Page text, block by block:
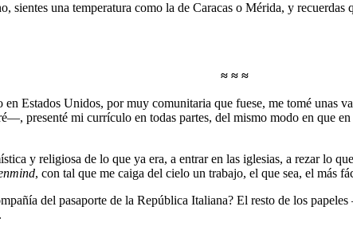
sientes una temperatura como la de Caracas o Mérida, y
≈ ≈ ≈
Estados Unidos, por muy comunitaria que fuese, me tomé unas
presenté mi currículo en todas partes, del mismo modo en que
y religiosa de lo que ya era, a entrar en las iglesias, a rezar lo
, con tal que me caiga del cielo un trabajo, el que sea, el más
del pasaporte de la República Italiana? El resto de los